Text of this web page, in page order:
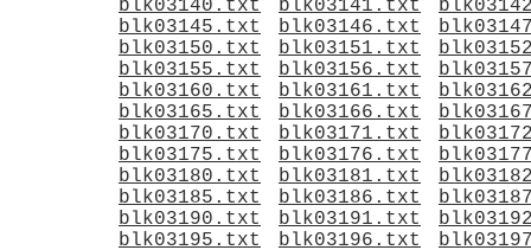
blk03140.txt
blk03141.txt
blk03145.txt
blk03146.txt
blk03150.txt
blk03151.txt
blk03155.txt
blk03156.txt
blk03160.txt
blk03161.txt
blk03165.txt
blk03166.txt
blk03170.txt
blk03171.txt
blk03175.txt
blk03176.txt
blk03180.txt
blk03181.txt
blk03185.txt
blk03186.txt
blk03190.txt
blk03191.txt
blk03195.txt
blk03196.txt